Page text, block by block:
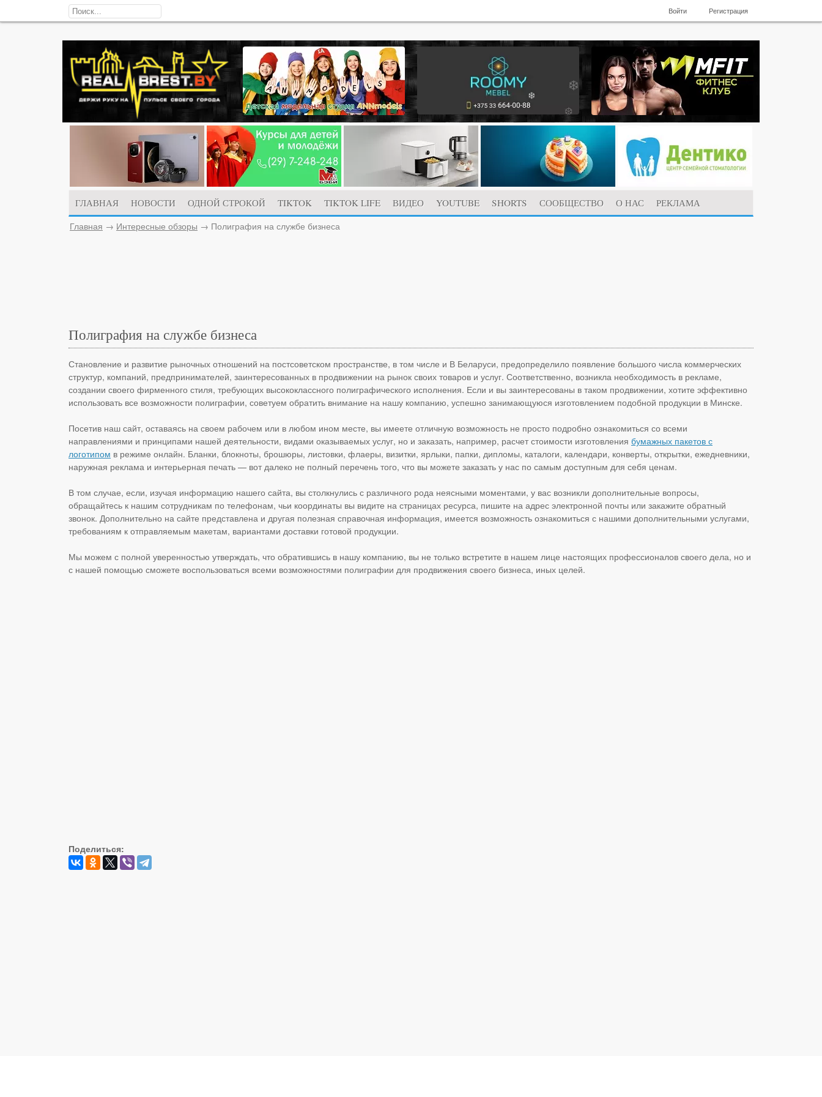
Войти Регистрация
ГЛАВНАЯ НОВОСТИ ОДНОЙ СТРОКОЙ TIKTOK TIKTOK LIFE ВИДЕО YOUTUBE SHORTS СООБЩЕСТВО О НАС
РЕКЛАМА
Главная → Интересные обзоры → Полиграфия на службе бизнеса
Полиграфия на службе бизнеса
Становление и развитие рыночных отношений на постсоветском пространстве, в том числе и В Беларуси, предопределило появление большого числа коммерческих
структур, компаний, предпринимателей, заинтересованных в продвижении на рынок своих товаров и услуг. Соответственно, возникла необходимость в рекламе,
создании своего фирменного стиля, требующих высококлассного полиграфического исполнения. Если и вы заинтересованы в таком продвижении, хотите эффективно
использовать все возможности полиграфии, советуем обратить внимание на нашу компанию, успешно занимающуюся изготовлением подобной продукции в Минске.
Посетив наш сайт, оставаясь на своем рабочем или в любом ином месте, вы имеете отличную возможность не просто подробно ознакомиться со всеми
направлениями и принципами нашей деятельности, видами оказываемых услуг, но и заказать, например, расчет стоимости изготовления бумажных пакетов с
логотипом в режиме онлайн. Бланки, блокноты, брошюры, листовки, флаеры, визитки, ярлыки, папки, дипломы, каталоги, календари, конверты, открытки, ежедневники,
наружная реклама и интерьерная печать — вот далеко не полный перечень того, что вы можете заказать у нас по самым доступным для себя ценам.
В том случае, если, изучая информацию нашего сайта, вы столкнулись с различного рода неясными моментами, у вас возникли дополнительные вопросы,
обращайтесь к нашим сотрудникам по телефонам, чьи координаты вы видите на страницах ресурса, пишите на адрес электронной почты или закажите обратный
звонок. Дополнительно на сайте представлена и другая полезная справочная информация, имеется возможность ознакомиться с нашими дополнительными услугами,
требованиям к отправляемым макетам, вариантами доставки готовой продукции.
Мы можем с полной уверенностью утверждать, что обратившись в нашу компанию, вы не только встретите в нашем лице настоящих профессионалов своего дела, но и
с нашей помощью сможете воспользоваться всеми возможностями полиграфии для продвижения своего бизнеса, иных целей.
Поделиться: